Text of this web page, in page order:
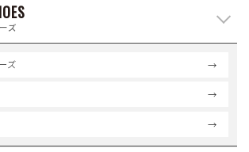
ズ
ズ